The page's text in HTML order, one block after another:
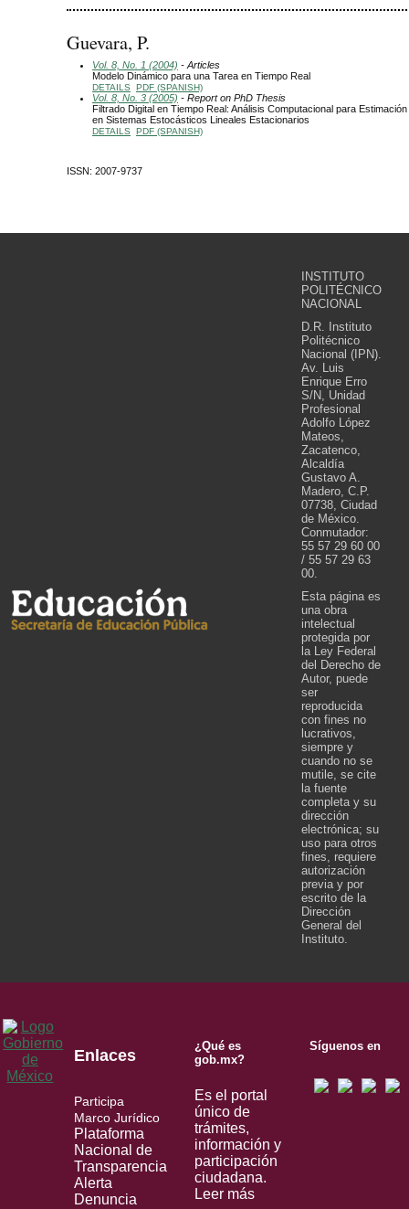
Guevara, P.
Vol. 8, No. 1 (2004) - Articles
Modelo Dinámico para una Tarea en Tiempo Real
DETAILS PDF (SPANISH)
Vol. 8, No. 3 (2005) - Report on PhD Thesis
Filtrado Digital en Tiempo Real: Análisis Computacional para
en Sistemas Estocásticos Lineales Estacionarios
DETAILS PDF (SPANISH)
ISSN: 2007-9737
INSTITUTO
POLITÉCNICO
NACIONAL
D.R. Instituto
Politécnico
Nacional (IPN).
Av. Luis
Enrique Erro
S/N, Unidad
Profesional
Adolfo López
Mateos,
Zacatenco,
Alcaldía
Gustavo A.
Madero, C.P.
07738, Ciudad
de México.
Conmutador:
55 57 29 60 00
/ 55 57 29 63
00.
Esta página es
una obra
intelectual
protegida por
la Ley Federal
del Derecho de
Autor, puede
ser
reproducida
con fines no
lucrativos,
siempre y
cuando no se
mutile, se cite
la fuente
completa y su
dirección
electrónica; su
uso para otros
fines, requiere
autorización
previa y por
escrito de la
Dirección
General del
Instituto.
Enlaces
Participa
Marco Jurídico
Plataforma
Nacional de
Transparencia
Alerta
Denuncia
¿Qué es
gob.mx?
Es el portal
único de
trámites,
información y
participación
ciudadana.
Leer más
Síguenos en